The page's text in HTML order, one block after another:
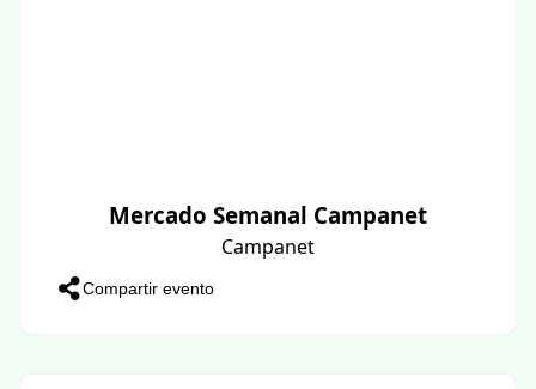
Mercado Semanal Campanet
Campanet
Compartir evento